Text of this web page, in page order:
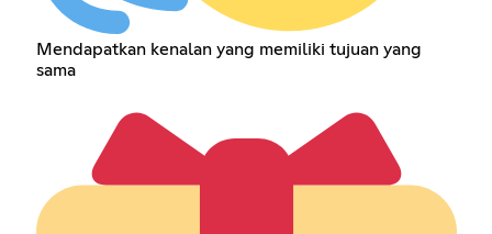
Mendapatkan kenalan yang memiliki tujuan yang
sama